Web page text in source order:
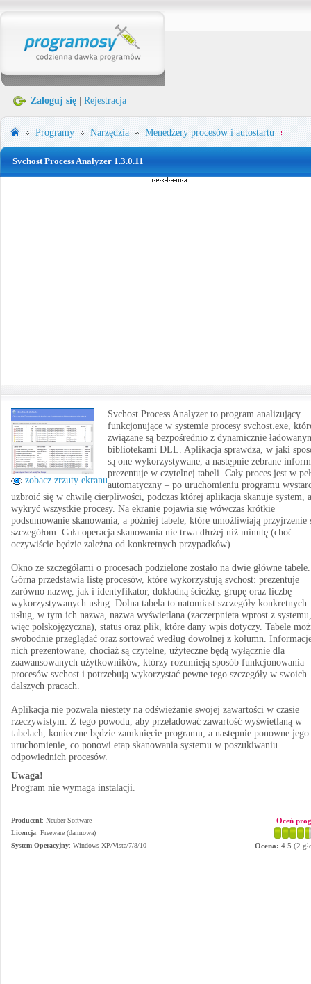
Zaloguj się Rejestracja
Programy Narzędzia Menedżery procesów i autostartu
Svchost Process Analyzer 1.3.0.11
zobacz zrzuty ekranu
Svchost Process Analyzer to program analizujący
funkcjonujące w systemie procesy svchost.exe,
związane są bezpośrednio z dynamicznie
bibliotekami DLL. Aplikacja sprawdza, w jaki
są one wykorzystywane, a następnie zebrane
prezentuje w czytelnej tabeli. Cały proces jest w
automatyczny – po uruchomieniu programu
uzbroić się w chwilę cierpliwości, podczas której aplikacja skanuje system,
wykryć wszystkie procesy. Na ekranie pojawia się wówczas krótkie
podsumowanie skanowania, a później tabele, które umożliwiają przyjrzenie
szczegółom. Cała operacja skanowania nie trwa dłużej niż minutę (choć
oczywiście będzie zależna od konkretnych przypadków).
Okno ze szczegółami o procesach podzielone zostało na dwie główne tabele.
Górna przedstawia listę procesów, które wykorzystują svchost: prezentuje
zarówno nazwę, jak i identyfikator, dokładną ścieżkę, grupę oraz liczbę
wykorzystywanych usług. Dolna tabela to natomiast szczegóły konkretnych
usług, w tym ich nazwa, nazwa wyświetlana (zaczerpnięta wprost z
więc polskojęzyczna), status oraz plik, które dany wpis dotyczy. Tabele
swobodnie przeglądać oraz sortować według dowolnej z kolumn.
nich prezentowane, chociaż są czytelne, użyteczne będą wyłącznie dla
zaawansowanych użytkowników, którzy rozumieją sposób funkcjonowania
procesów svchost i potrzebują wykorzystać pewne tego szczegóły w swoich
dalszych pracach.
Aplikacja nie pozwala niestety na odświeżanie swojej zawartości w czasie
rzeczywistym. Z tego powodu, aby przeładować zawartość wyświetlaną w
tabelach, konieczne będzie zamknięcie programu, a następnie ponowne jego
uruchomienie, co ponowi etap skanowania systemu w poszukiwaniu
odpowiednich procesów.
Uwaga!
Program nie wymaga instalacji.
Producent: Neuber Software
Licencja: Freeware (darmowa)
System Operacyjny: Windows XP/Vista/7/8/10
Oceń
Ocena: 4.5 (2